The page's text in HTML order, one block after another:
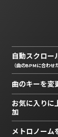
自動スクロー
（曲のBPMに合わせ
曲のキーを変
お気に入りに
加
メトロノーム